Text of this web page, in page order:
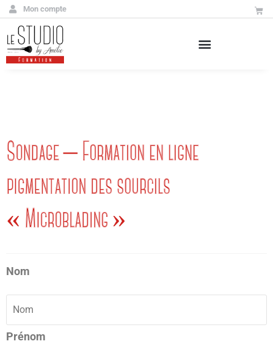
Mon compte
Sondage – Formation en ligne
pigmentation des sourcils
« Microblading »
Nom
Prénom